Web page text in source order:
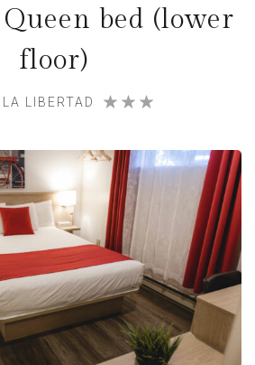
bed (lower
floor)
LIBERTAD